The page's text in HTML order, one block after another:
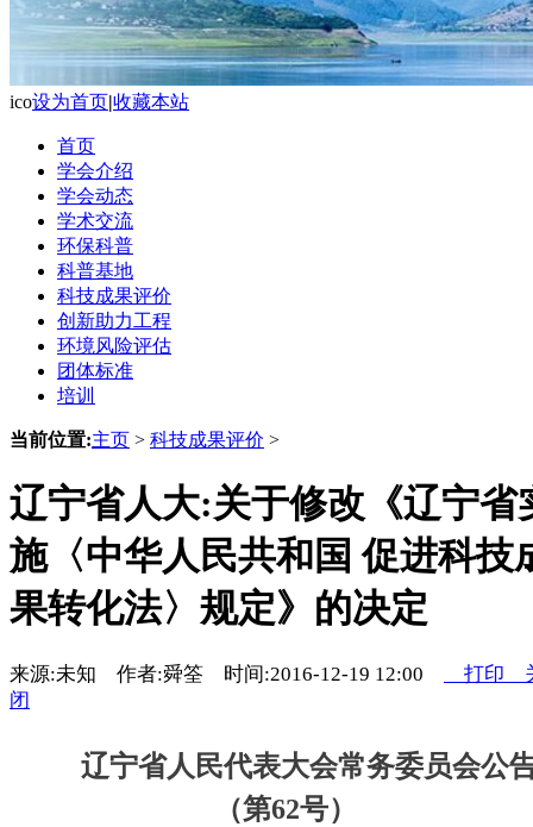
ico设为首页|收藏本站
首页
学会介绍
学会动态
学术交流
环保科普
科普基地
科技成果评价
创新助力工程
环境风险评估
团体标准
培训
当前位置:主页 > 科技成果评价 >
辽宁省人大:关于修改《辽宁省
施〈中华人民共和国 促进科技
果转化法〉规定》的决定
来源:未知 作者:舜筌 时间:2016-12-19 12:00 打印
闭
辽宁省人民代表大会常务委员会公
（第62号）